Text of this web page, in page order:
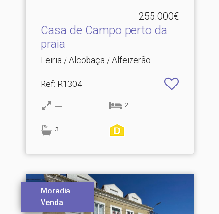
255.000€
Casa de Campo perto da
praia
Leiria / Alcobaça / Alfeizerão
Ref: R1304
2
3
Moradia
Venda